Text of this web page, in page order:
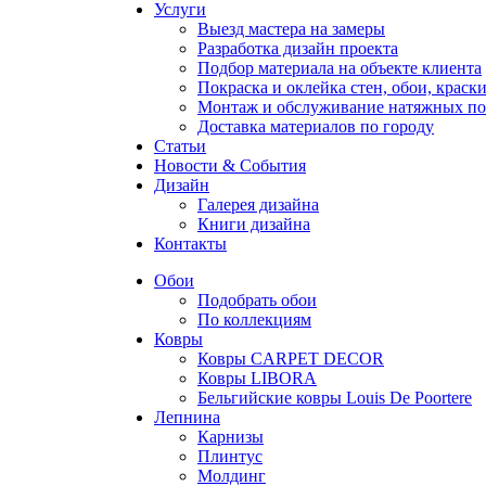
Услуги
Выезд мастера на замеры
Разработка дизайн проекта
Подбор материала на объекте клиента
Покраска и оклейка стен, обои, краски
Монтаж и обслуживание натяжных
Доставка материалов по городу
Статьи
Новости & События
Дизайн
Галерея дизайна
Книги дизайна
Контакты
Обои
Подобрать обои
По коллекциям
Ковры
Ковры CARPET DECOR
Ковры LIBORA
Бельгийские ковры Louis De Poortere
Лепнина
Карнизы
Плинтус
Молдинг